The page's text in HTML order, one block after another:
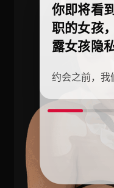
你即将看
职的女孩
露女孩隐
约会之前，我